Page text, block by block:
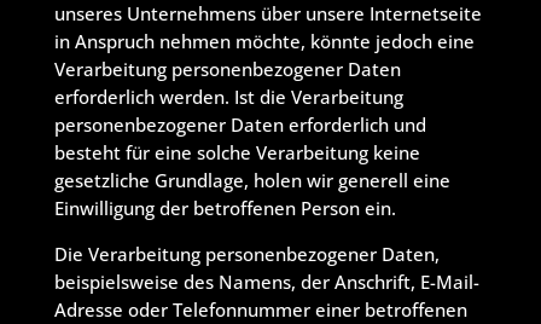
unseres Unternehmens über unsere Internetseite
in Anspruch nehmen möchte, könnte jedoch eine
Verarbeitung personenbezogener Daten
erforderlich werden. Ist die Verarbeitung
personenbezogener Daten erforderlich und
besteht für eine solche Verarbeitung keine
gesetzliche Grundlage, holen wir generell eine
Einwilligung der betroffenen Person ein.
Die Verarbeitung personenbezogener Daten,
beispielsweise des Namens, der Anschrift, E-Mail-
Adresse oder Telefonnummer einer betroffenen